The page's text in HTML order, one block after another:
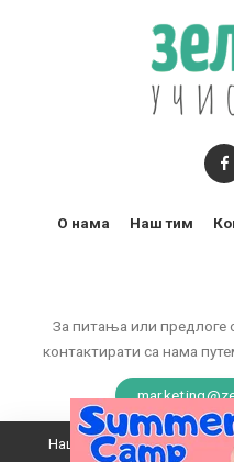
За питања или предлоге
контактирати са нама
О нама Наш тим
Наш вебсајт користи